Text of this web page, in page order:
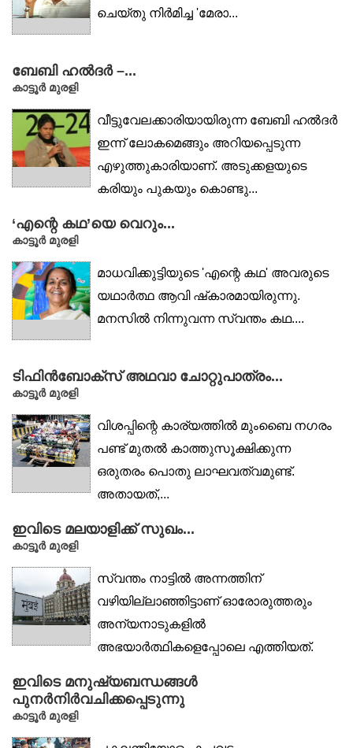
ചെയ്തു നിർമിച്ച 'മേരാ...
ബേബി ഹൽദർ –...
കാട്ടൂർ മുരളി
വീട്ടുവേലക്കാരിയായിരുന്ന ബേബി ഹൽദർ
ഇന്ന് ലോകമെങ്ങും അറിയപ്പെടുന്ന
എഴുത്തുകാരിയാണ്. അടുക്കളയുടെ
കരിയും പുകയും കൊണ്ടു...
‘എന്റെ കഥ’യെ വെറും...
കാട്ടൂർ മുരളി
മാധവിക്കുട്ടിയുടെ 'എന്റെ കഥ' അവരുടെ
യഥാർത്ഥ ആവി ഷ്‌കാരമായിരുന്നു.
മനസിൽ നിന്നുവന്ന സ്വന്തം കഥ....
ടിഫിൻബോക്‌സ് അഥവാ ചോറ്റുപാത്രം...
കാട്ടൂര്‍ മുരളി
വിശപ്പിന്റെ കാര്യത്തിൽ മുംബൈ നഗരം
പണ്ട് മുതൽ കാത്തുസൂക്ഷിക്കുന്ന
ഒരുതരം പൊതു ലാഘവത്വമുണ്ട്.
അതായത്,...
ഇവിടെ മലയാളിക്ക് സുഖം...
കാട്ടൂര്‍ മുരളി
സ്വന്തം നാട്ടിൽ അന്നത്തിന്
വഴിയില്ലാഞ്ഞിട്ടാണ് ഓരോരുത്തരും
അന്യനാടുകളിൽ
അഭയാർത്ഥികളെപ്പോലെ എത്തിയത്.
ഇവിടെ മനുഷ്യബന്ധങ്ങൾ
പുനർനിർവചിക്കപ്പെടുന്നു
കാട്ടൂര്‍ മുരളി